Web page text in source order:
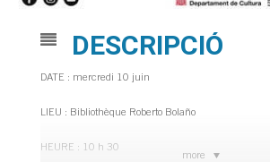
more
DESCRIPCIÓ
DATE : mercredi 10 juin
LIEU : Bibliothèque Roberto Bolaño
HEURE : 10 h 30